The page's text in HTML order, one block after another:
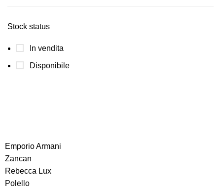
Stock status
In vendita
Disponibile
Emporio Armani
Zancan
Rebecca Lux
Polello